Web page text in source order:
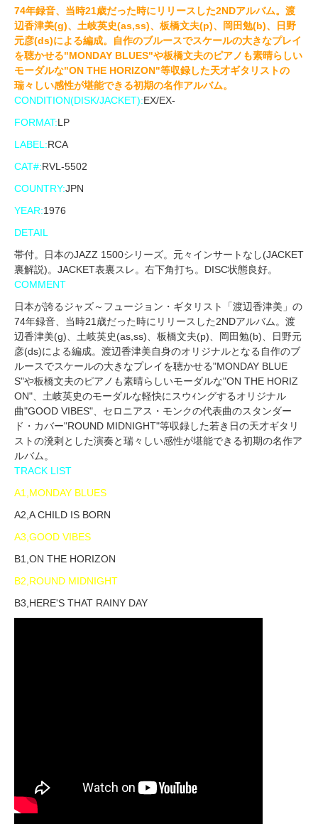
74年録音、当時21歳だった時にリリースした2NDアルバム。渡
辺香津美(g)、土岐英史(as,ss)、板橋文夫(p)、岡田勉(b)、日野
元彦(ds)による編成。自作のブルースでスケールの大きなプレイ
を聴かせる"MONDAY BLUES"や板橋文夫のピアノも素晴らしい
モーダルな"ON THE HORIZON"等収録した天才ギタリストの
瑞々しい感性が堪能できる初期の名作アルバム。
CONDITION(DISK/JACKET):EX/EX-
FORMAT:LP
LABEL:RCA
CAT#:RVL-5502
COUNTRY:JPN
YEAR:1976
DETAIL
帯付。日本のJAZZ 1500シリーズ。元々インサートなし(JACKET
裏解説)。JACKET表裏スレ。右下角打ち。DISC状態良好。
COMMENT
日本が誇るジャズ～フュージョン・ギタリスト「渡辺香津美」の
74年録音、当時21歳だった時にリリースした2NDアルバム。渡
辺香津美(g)、土岐英史(as,ss)、板橋文夫(p)、岡田勉(b)、日野元
彦(ds)による編成。渡辺香津美自身のオリジナルとなる自作のブ
ルースでスケールの大きなプレイを聴かせる"MONDAY BLUE
S"や板橋文夫のピアノも素晴らしいモーダルな"ON THE HORIZ
ON"、土岐英史のモーダルな軽快にスウｨングするオリジナル
曲"GOOD VIBES"、セロニアス・モンクの代表曲のスタンダー
ド・カバー"ROUND MIDNIGHT"等収録した若き日の天才ギタリ
ストの溌剌とした演奏と瑞々しい感性が堪能できる初期の名作ア
ルバム。
TRACK LIST
A1,MONDAY BLUES
A2,A CHILD IS BORN
A3,GOOD VIBES
B1,ON THE HORIZON
B2,ROUND MIDNIGHT
B3,HERE'S THAT RAINY DAY